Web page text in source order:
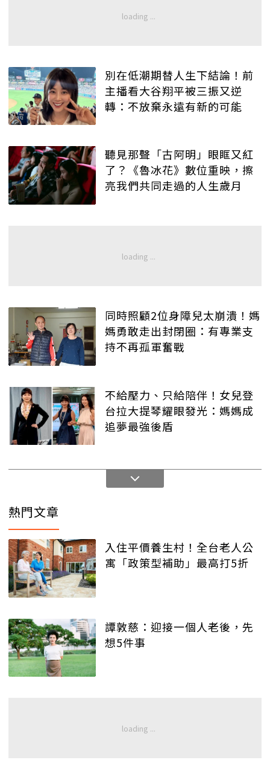
別在低潮期替人生下結論！前
主播看大谷翔平被三振又逆
轉：不放棄永遠有新的可能
聽見那聲「古阿明」眼眶又紅
了？《魯冰花》數位重映，擦
亮我們共同走過的人生歲月
同時照顧2位身障兒太崩潰！媽
媽勇敢走出封閉圈：有專業支
持不再孤軍奮戰
不給壓力、只給陪伴！女兒登
台拉大提琴耀眼發光：媽媽成
追夢最強後盾
熱門文章
入住平價養生村！全台老人公
寓「政策型補助」最高打5折
譚敦慈：迎接一個人老後，先
想5件事